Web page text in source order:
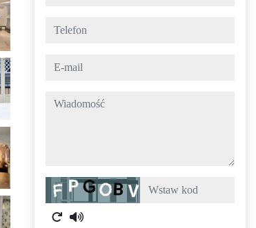
telefon
e-mail
wiadomość
Captcha